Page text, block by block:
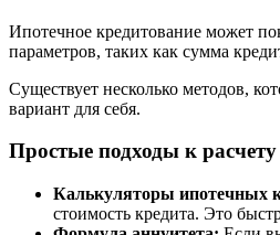
Ипотечное кредитование может
параметров, таких как сумма
Существует несколько методов,
вариант для себя.
Простые подходы к расчету
Калькуляторы ипотечных
стоимость кредита. Это